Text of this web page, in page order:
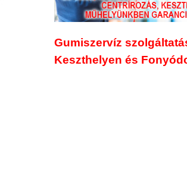
Gumiszervíz
Keszthelyen és